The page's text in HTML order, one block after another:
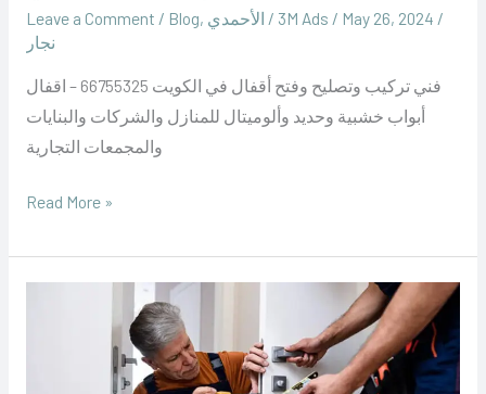
Leave a Comment / Blog, الأحمدي / / May 26, 2024 /
نجار
فني تركيب وتصليح وفتح أقفال في الكويت 66755325 – اقفال
أبواب خشبية وحديد وألوميتال للمنازل والشركات والبنايات
والمجمعات التجارية
Read More »